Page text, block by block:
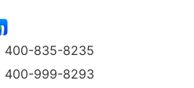
400-835-8235
400-999-8293